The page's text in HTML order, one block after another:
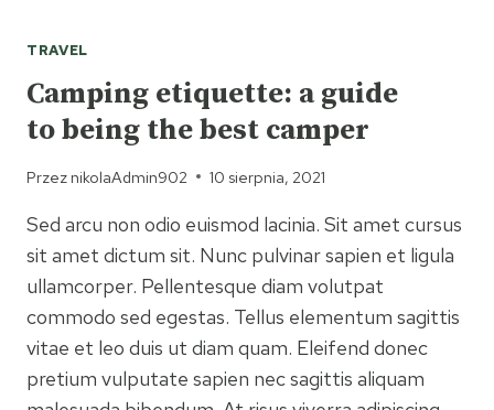
FOR
THE
FAMILY
TRAVEL
Camping etiquette: a guide
to being the best camper
Przez nikolaAdmin902 10 sierpnia, 2021
Sed arcu non odio euismod lacinia. Sit amet cursus
sit amet dictum sit. Nunc pulvinar sapien et ligula
ullamcorper. Pellentesque diam volutpat
commodo sed egestas. Tellus elementum sagittis
vitae et leo duis ut diam quam. Eleifend donec
pretium vulputate sapien nec sagittis aliquam